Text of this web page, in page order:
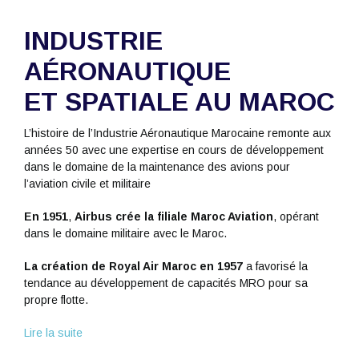
INDUSTRIE
AÉRONAUTIQUE
ET SPATIALE AU MAROC
L’histoire de l’Industrie Aéronautique Marocaine remonte aux
années 50 avec une expertise en cours de développement
dans le domaine de la maintenance des avions pour
l’aviation civile et militaire
En 1951, Airbus crée la filiale Maroc Aviation, opérant
dans le domaine militaire avec le Maroc.
La création de Royal Air Maroc en 1957a favorisé la
tendance au développement de capacités MRO pour sa
propre flotte.
Lire la suite